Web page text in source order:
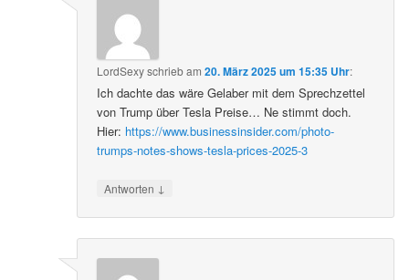
LordSexyschriebam20. März 2025 um 15:35 Uhr:
Ich dachte das wäre Gelaber mit dem Sprechzettel
von Trump über Tesla Preise… Ne stimmt doch.
Hier: https://www.businessinsider.com/photo-
trumps-notes-shows-tesla-prices-2025-3
Antworten ↓